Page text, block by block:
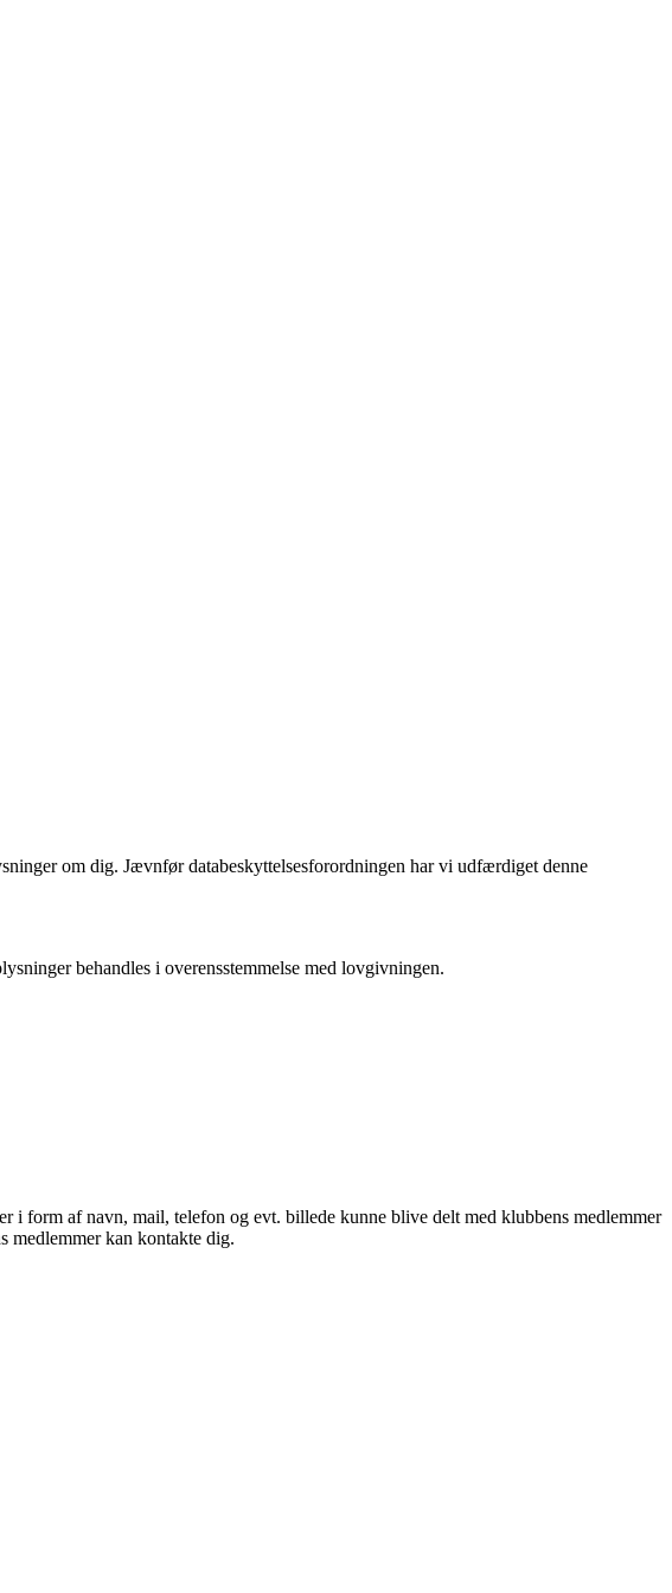
om dig. Jævnfør databeskyttelsesforordningen har vi udfærdiget denne
behandles i overensstemmelse med lovgivningen.
form af navn, mail, telefon og evt. billede kunne blive delt med klubbens medlemmer
medlemmer kan kontakte dig.